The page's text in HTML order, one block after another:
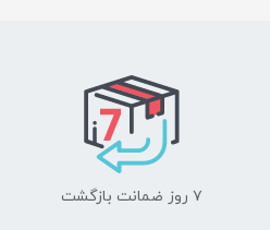
۷ روز ضمانت بازگشت